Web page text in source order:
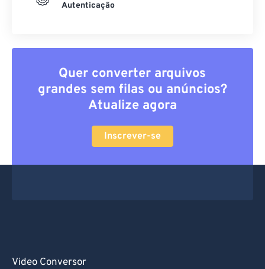
Autenticação
Quer converter arquivos
grandes sem filas ou anúncios?
Atualize agora
Inscrever-se
Video Conversor